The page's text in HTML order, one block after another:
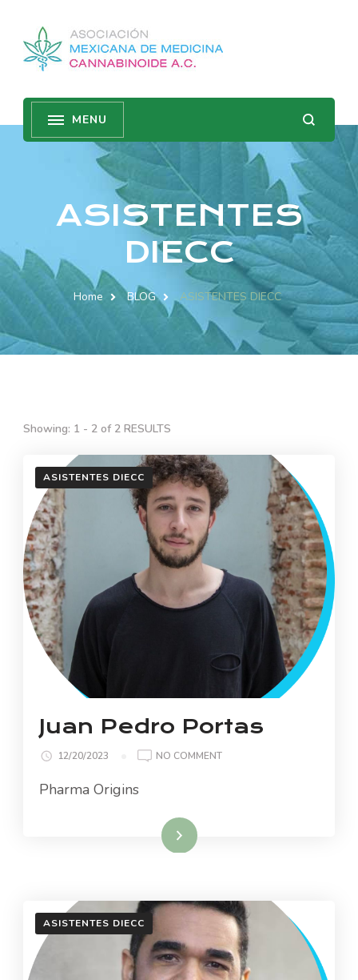
ASISTENTES
DIECC
Home BLOG ASISTENTES DIECC
Showing: 1 - 2 of 2 RESULTS
ASISTENTES DIECC
Juan Pedro Portas
12/20/2023 NO COMMENTON
Pharma Origins
Read More
ASISTENTES DIECC